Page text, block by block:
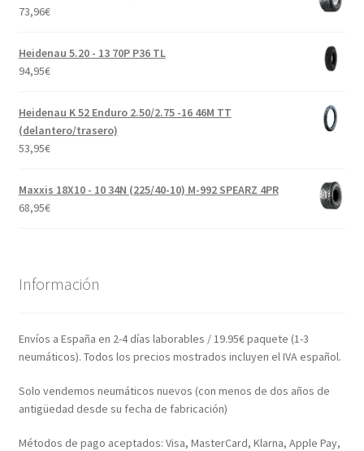
73,96€
Heidenau 5.20 - 13 70P P36 TL
94,95€
Heidenau K 52 Enduro 2.50/2.75 -16 46M TT
(delantero/trasero)
53,95€
Maxxis 18X10 - 10 34N (225/40-10) M-992 SPEARZ 4PR
68,95€
Información
Envíos a España en 2-4 días laborables / 19.95€ paquete (1-3
neumáticos). Todos los precios mostrados incluyen el IVA español.
Solo vendemos neumáticos nuevos (con menos de dos años de
antigüedad desde su fecha de fabricación)
Métodos de pago aceptados: Visa, MasterCard, Klarna, Apple Pay,